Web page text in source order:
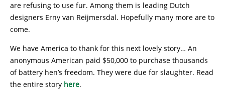
are refusing to use fur. Among them is leading Dutch
designers Erny van Reijmersdal. Hopefully many more are to
come.
We have America to thank for this next lovely story… An
anonymous American paid $50,000 to purchase thousands
of battery hen’s freedom. They were due for slaughter. Read
the entire story here.